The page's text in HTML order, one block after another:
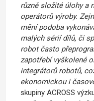
různě složité úlohy a
operátorů výroby.
mění podoba
malých sérií dílů, či
robot často
zapotřebí vyškolené
integrátorů robotů,
ekonomickou i
skupiny ACROSS